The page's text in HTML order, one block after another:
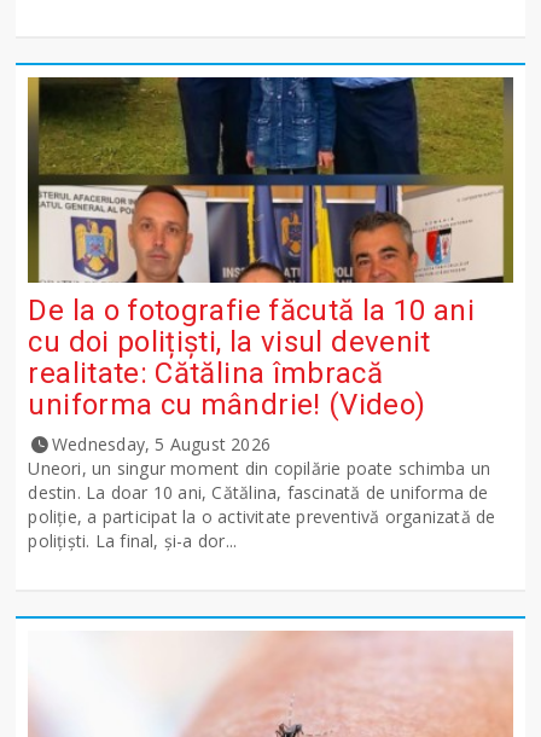
De la o fotografie făcută la 10 ani
cu doi polițiști, la visul devenit
realitate: Cătălina îmbracă
uniforma cu mândrie! (Video)
Wednesday, 5 August 2026
Uneori, un singur moment din copilărie poate schimba un
destin. La doar 10 ani, Cătălina, fascinată de uniforma de
poliție, a participat la o activitate preventivă organizată de
polițiști. La final, și-a dor...